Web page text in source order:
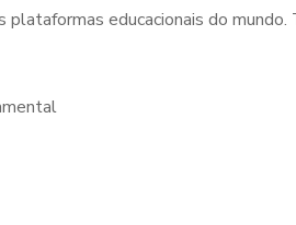
educacionais do